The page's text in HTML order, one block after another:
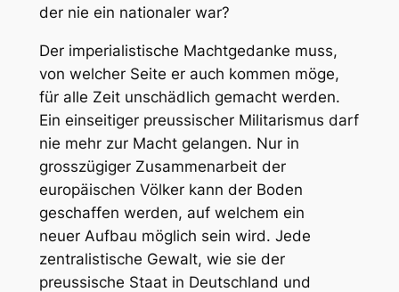
der nie ein nationaler war?
Der imperialistische Machtgedanke muss,
von welcher Seite er auch kommen möge,
für alle Zeit unschädlich gemacht werden.
Ein einseitiger preussischer Militarismus darf
nie mehr zur Macht gelangen. Nur in
grosszügiger Zusammenarbeit der
europäischen Völker kann der Boden
geschaffen werden, auf welchem ein
neuer Aufbau möglich sein wird. Jede
zentralistische Gewalt, wie sie der
preussische Staat in Deutschland und